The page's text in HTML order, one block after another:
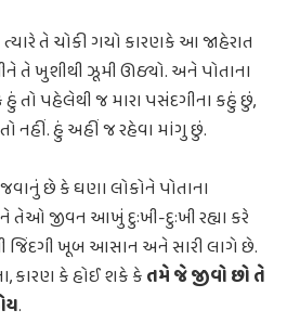
તે ચોકી ગયો કારણકે આ જાહેરાત
તે ખુશીથી ઝૂમી ઊઠ્યો. અને પોતાના
હું તો પહેલેથી જ મારા પસંદગીના કહું છું,
નહીં. હું અહીં જ રહેવા માંગુ છું.
છે કે ઘણા લોકોને પોતાના
તેઓ જીવન આખું દુઃખી-દુઃખી રહ્યા કરે
જિંદગી ખૂબ આસાન અને સારી લાગે છે.
કારણ કે હોઈ શકે કેતમે જે જીવો છો તે
.